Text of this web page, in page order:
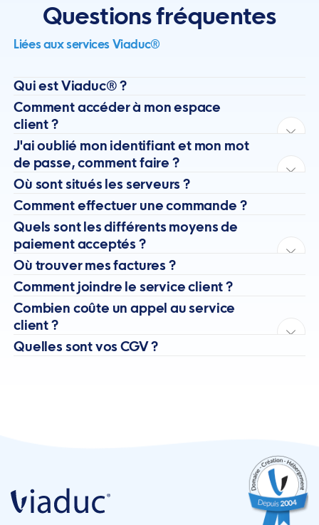
Questions fréquentes
Liées aux services Viaduc®
Qui est Viaduc® ?
Comment accéder à mon espace
client ?
J'ai oublié mon identifiant et mon mot
de passe, comment faire ?
Où sont situés les serveurs ?
Comment effectuer une commande ?
Quels sont les différents moyens de
paiement acceptés ?
Où trouver mes factures ?
Comment joindre le service client ?
Combien coûte un appel au service
client ?
Quelles sont vos CGV ?